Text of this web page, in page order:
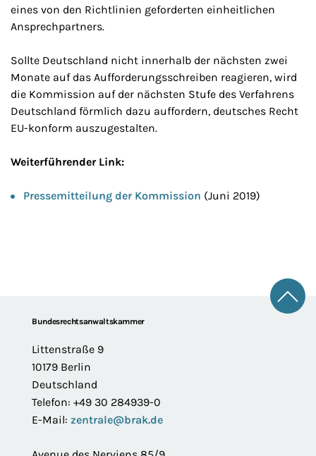
eines von den Richtlinien geforderten einheitlichen
Ansprechpartners.
Sollte Deutschland nicht innerhalb der nächsten zwei
Monate auf das Aufforderungsschreiben reagieren, wird
die Kommission auf der nächsten Stufe des Verfahrens
Deutschland förmlich dazu auffordern, deutsches Recht
EU-konform auszugestalten.
Weiterführender Link:
Pressemitteilung der Kommission (Juni 2019)
FooterBundesrechtsanwaltskammer
Littenstraße 9
10179 Berlin
Deutschland
Telefon: +49 30 284939-0
E-Mail: zentrale@brak.de